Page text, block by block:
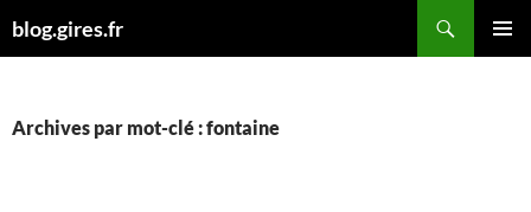
aublog.gires.fr
Archives par mot-clé : fontaine